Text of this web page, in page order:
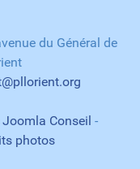
du Général de
Conseil -
photos